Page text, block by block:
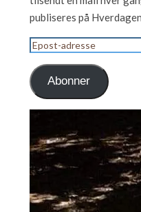
publiseres på
Epost-
adresse
Abonner